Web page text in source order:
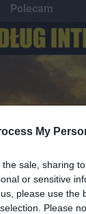
My
sale, sharing
or sensitive
please use the
Please
Polecam